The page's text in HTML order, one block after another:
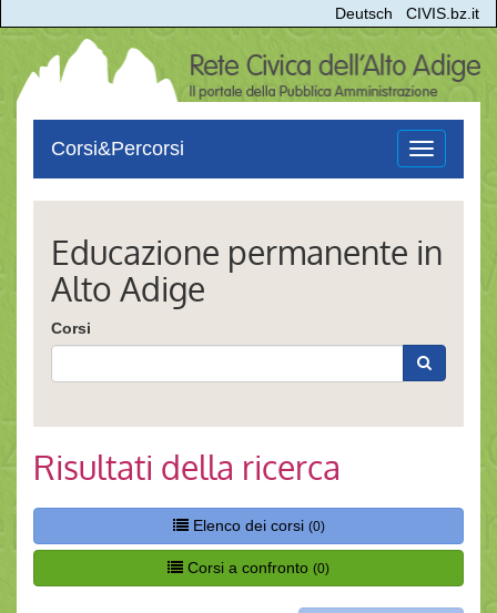
Deutsch CIVIS.bz.it
Toggle
navigation
Corsi&Percorsi
Educazione permanente in
Alto Adige
Corsi
Risultati della ricerca
Elenco dei corsi (0)
Corsi a confronto (0)